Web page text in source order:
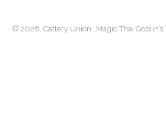
© 2026. Cattery Union „Magic Thai Goblin’s“,